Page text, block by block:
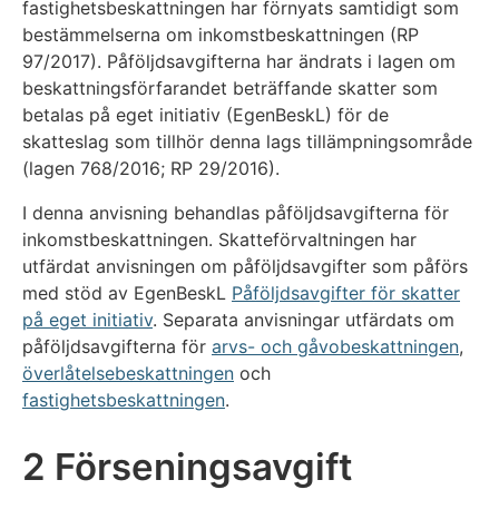
fastighetsbeskattningen har förnyats samtidigt som
bestämmelserna om inkomstbeskattningen (RP
97/2017). Påföljdsavgifterna har ändrats i lagen om
beskattningsförfarandet beträffande skatter som
betalas på eget initiativ (EgenBeskL) för de
skatteslag som tillhör denna lags tillämpningsområde
(lagen 768/2016; RP 29/2016).
I denna anvisning behandlas påföljdsavgifterna för
inkomstbeskattningen. Skatteförvaltningen har
utfärdat anvisningen om påföljdsavgifter som påförs
med stöd av EgenBeskL Påföljdsavgifter för skatter
på eget initiativ. Separata anvisningar utfärdats om
påföljdsavgifterna för arvs- och gåvobeskattningen,
överlåtelsebeskattningen och
fastighetsbeskattningen.
2 Förseningsavgift